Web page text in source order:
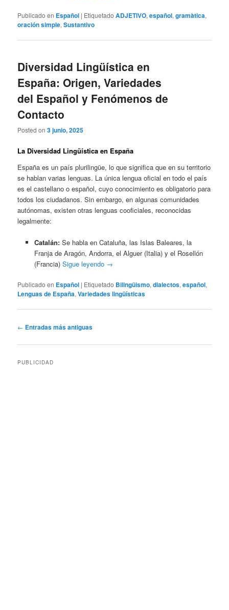
Publicado en Español | Etiquetado ADJETIVO,español,gramàtica,
oración simple,Sustantivo
Diversidad Lingüística en
España: Origen, Variedades
del Español y Fenómenos de
Contacto
Posted on3 junio, 2025
La Diversidad Lingüística en España
España es un país plurilingüe, lo que significa que en su territorio
se hablan varias lenguas. La única lengua oficial en todo el país
es el castellano o español, cuyo conocimiento es obligatorio para
todos los ciudadanos. Sin embargo, en algunas comunidades
autónomas, existen otras lenguas cooficiales, reconocidas
legalmente:
Catalán:Se habla en Cataluña, las Islas Baleares, la
Franja de Aragón, Andorra, el Alguer (Italia) y el Rosellón
(Francia) Sigue leyendo →
Publicado en Español | Etiquetado Bilingüismo,dialectos,español,
Lenguas de España,Variedades lingüísticas
Navegación
entradas
← Entradas más antiguas
PUBLICIDAD